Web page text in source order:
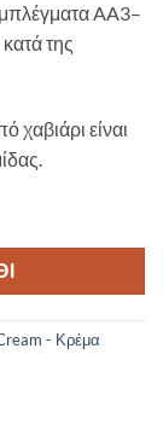
AA3–
της
χαβιάρι είναι
- Κρέμα